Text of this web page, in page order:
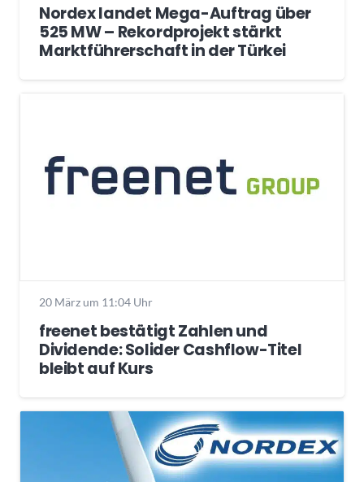
Nordex landet Mega-Auftrag über
525 MW – Rekordprojekt stärkt
Marktführerschaft in der Türkei
20 März um 11:04 Uhr
freenet bestätigt Zahlen und
Dividende: Solider Cashflow-Titel
bleibt auf Kurs